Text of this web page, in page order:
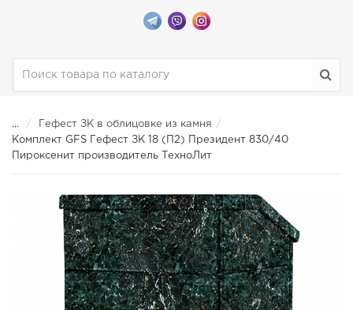
...
Гефест ЗК в облицовке из камня
Комплект GFS Гефест ЗК 18 (П2) Президент 830/40
Пироксенит производитель ТехноЛит